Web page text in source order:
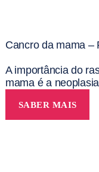
Cancro da mama –
A importância do
mama é a
SABER MAIS